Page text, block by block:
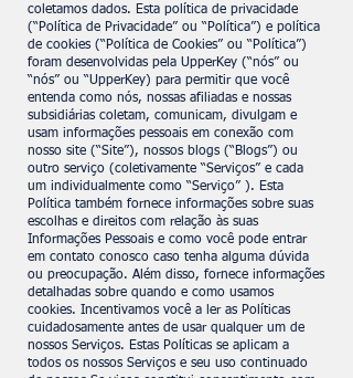
coletamos dados. Esta política de privacidade
(“Política de Privacidade” ou “Política”) e política
de cookies (“Política de Cookies” ou “Política”)
foram desenvolvidas pela UpperKey (“nós” ou
“nós” ou “UpperKey) para permitir que você
entenda como nós, nossas afiliadas e nossas
subsidiárias coletam, comunicam, divulgam e
usam informações pessoais em conexão com
nosso site (“Site”), nossos blogs (“Blogs”) ou
outro serviço (coletivamente “Serviços” e cada
um individualmente como “Serviço” ). Esta
Política também fornece informações sobre suas
escolhas e direitos com relação às suas
Informações Pessoais e como você pode entrar
em contato conosco caso tenha alguma dúvida
ou preocupação. Além disso, fornece informações
detalhadas sobre quando e como usamos
cookies. Incentivamos você a ler as Políticas
cuidadosamente antes de usar qualquer um de
nossos Serviços. Estas Políticas se aplicam a
todos os nossos Serviços e seu uso continuado